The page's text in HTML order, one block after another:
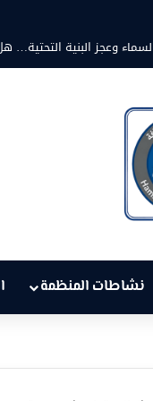
وعجز البنية
نشاطات المنظمة